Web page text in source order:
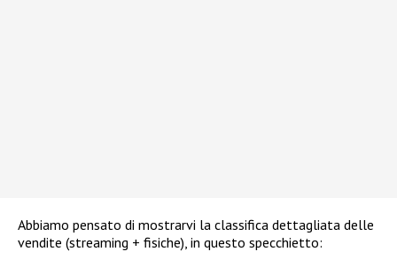
Abbiamo pensato di mostrarvi la classifica dettagliata delle
vendite (streaming + fisiche), in questo specchietto: